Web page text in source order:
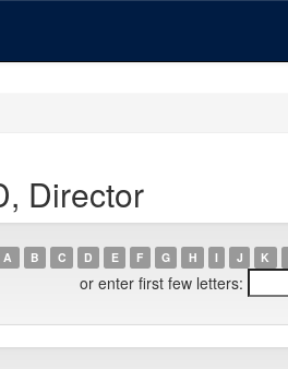
Director
A B C D E F G H I J K
or enter first few letters: